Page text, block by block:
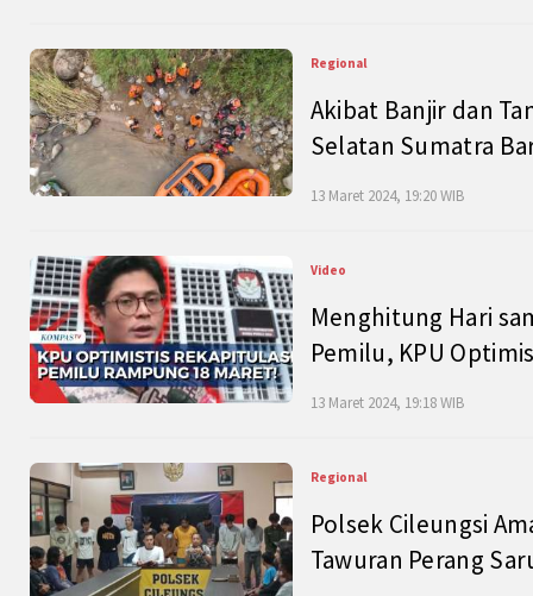
Regional
Akibat Banjir dan
Selatan Sumatra
13 Maret 2024, 19:20 WIB
Video
Menghitung Hari
Pemilu, KPU
13 Maret 2024, 19:18 WIB
Regional
Polsek Cileungsi
Tawuran Perang